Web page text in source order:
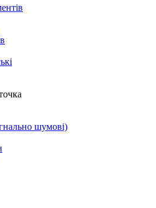
шумові)